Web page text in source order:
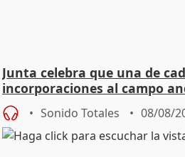
Junta celebra que una de
incorporaciones al campo
jóvenes
Sonido Totales 08/08/